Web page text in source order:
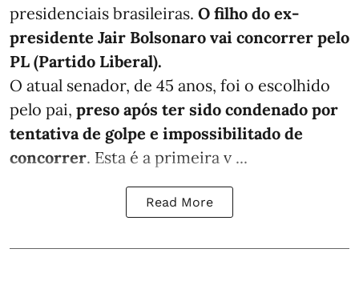
presidenciais brasileiras. O filho do ex-
presidente Jair Bolsonaro vai concorrer pelo
PL (Partido Liberal).
O atual senador, de 45 anos, foi o escolhido
pelo pai, preso após ter sido condenado por
tentativa de golpe e impossibilitado de
concorrer. Esta é a primeira v ...
Read More